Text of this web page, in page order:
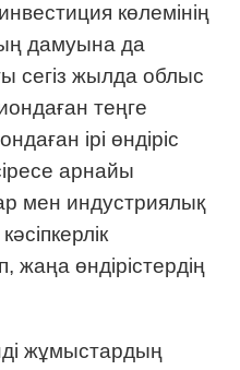
көлемінің
дамуына да
сегіз жылда облыс
теңге
ірі өндіріс
арнайы
мен индустриялық
жаңа өндірістердің
жұмыстардың